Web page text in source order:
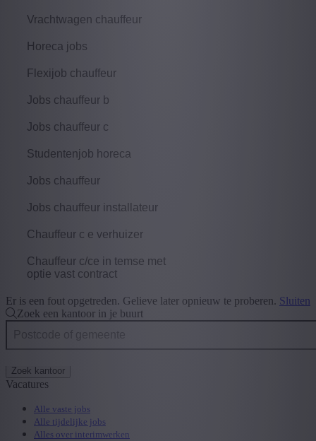
Vrachtwagen chauffeur
Horeca jobs
Flexijob chauffeur
Jobs chauffeur b
Jobs chauffeur c
Studentenjob horeca
Jobs chauffeur
Jobs chauffeur installateur
Chauffeur c e verhuizer
Chauffeur c/ce in temse met
optie vast contract
Er is een fout opgetreden. Gelieve later opnieuw te proberen. Sluiten
Zoek een kantoor in je buurt
Zoek kantoor
Vacatures
Alle vaste jobs
Alle tijdelijke jobs
Alles over interimwerken